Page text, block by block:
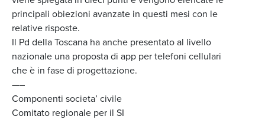
principali obiezioni avanzate in questi mesi con le
relative risposte.
Il Pd della Toscana ha anche presentato al livello
nazionale una proposta di app per telefoni cellulari
che è in fase di progettazione.
—–
Componenti societa’ civile
Comitato regionale per il SI